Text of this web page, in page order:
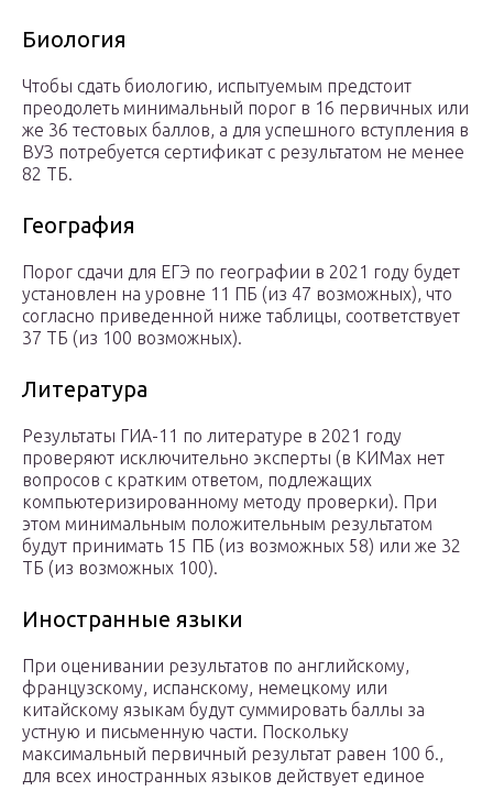
Биология
Чтобы сдать биологию, испытуемым предстоит
преодолеть минимальный порог в 16 первичных или
же 36 тестовых баллов, а для успешного вступления в
ВУЗ потребуется сертификат с результатом не менее
82 ТБ.
География
Порог сдачи для ЕГЭ по географии в 2021 году будет
установлен на уровне 11 ПБ (из 47 возможных), что
согласно приведенной ниже таблицы, соответствует
37 ТБ (из 100 возможных).
Литература
Результаты ГИА-11 по литературе в 2021 году
проверяют исключительно эксперты (в КИМах нет
вопросов с кратким ответом, подлежащих
компьютеризированному методу проверки). При
этом минимальным положительным результатом
будут принимать 15 ПБ (из возможных 58) или же 32
ТБ (из возможных 100).
Иностранные языки
При оценивании результатов по английскому,
французскому, испанскому, немецкому или
китайскому языкам будут суммировать баллы за
устную и письменную части. Поскольку
максимальный первичный результат равен 100 б.,
для всех иностранных языков действует единое